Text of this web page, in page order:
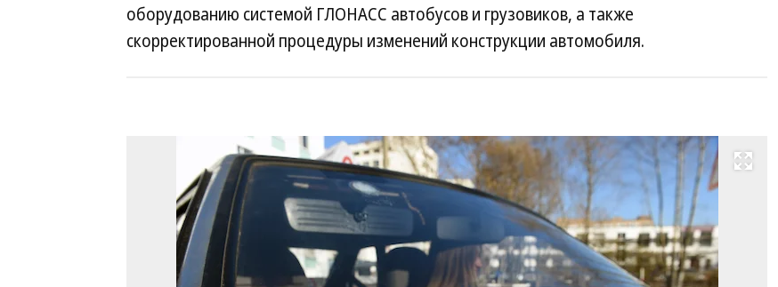
оборудованию системой ГЛОНАСС автобусов и грузовиков, а также
скорректированной процедуры изменений конструкции автомобиля.
Развернуть на весь экран